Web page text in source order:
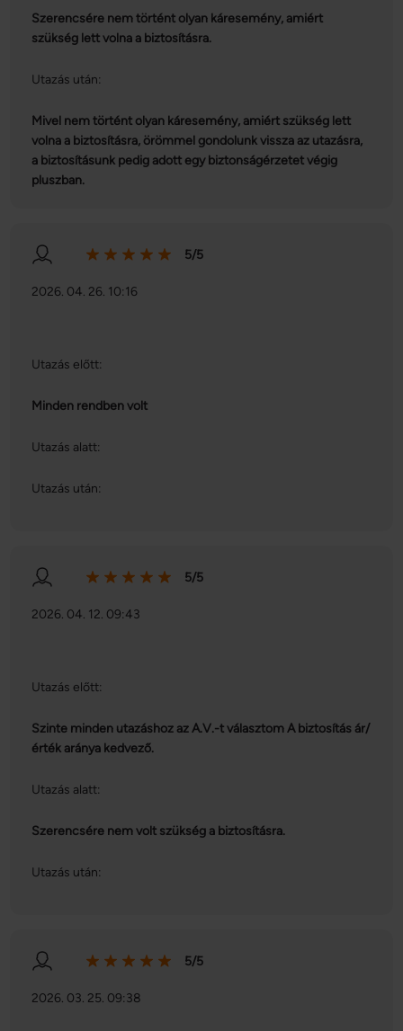
Szerencsére nem történt olyan káresemény, amiért
szükség lett volna a biztosításra.
Utazás után:
Mivel nem történt olyan káresemény, amiért szükség lett
volna a biztosításra, örömmel gondolunk vissza az utazásra,
a biztosításunk pedig adott egy biztonságérzetet végig
pluszban.
5/5
2026. 04. 26. 10:16
Utazás előtt:
Minden rendben volt
Utazás alatt:
Utazás után:
5/5
2026. 04. 12. 09:43
Utazás előtt:
Szinte minden utazáshoz az A.V.-t választom A biztosítás ár/
érték aránya kedvező.
Utazás alatt:
Szerencsére nem volt szükség a biztosításra.
Utazás után:
5/5
2026. 03. 25. 09:38